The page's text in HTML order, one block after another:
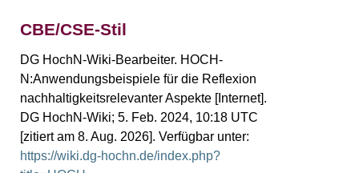
CBE/CSE-Stil
DG HochN-Wiki-Bearbeiter. HOCH-
N:Anwendungsbeispiele für die Reflexion
nachhaltigkeitsrelevanter Aspekte [Internet].
DG HochN-Wiki; 5. Feb. 2024, 10:18 UTC
[zitiert am 8. Aug. 2026]. Verfügbar unter:
https://wiki.dg-hochn.de/index.php?